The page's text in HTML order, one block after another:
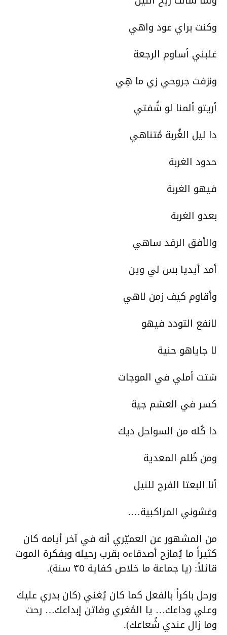
وكنت براي عود واهي
غلبني أساوم الرجعة
ونزفت جروحي زي ما هِي
أريتو ألمنا لو شُفتي
دا ليل الغُربة مُتناهي
حدود الغربة
فيهو الغربة
بعدو الغربة
والأفق الرقد ساهي
أمد أيديا بس لي وين
وأقاوم كيف زمن لاهي
لانفع التودد فيهو
لا جاياهو حنية
شتت أملي في الموجات
كسر في العشم جية
دا كُله من السواحل ديك
ومن ظُلم المعدية
أنا البعتا الفرح للنيل
وغشوني المراكبية….
من المشهور عن العميّري أنه في آخر أيامه كان
كثيراً ما يُمازح أصدقاءه بقرب رحيله وبفكرة الموت
قائلاً: (يا جماعة ما خلاص كفاية ٣٥ سنة).
ورحل باكراً بالفعل كما كان يُغني (كان بدري عليك
وعلي وداعك… يا المُغري وفاتن إبداعك… رحت
وما زال عندي شُعاعك).